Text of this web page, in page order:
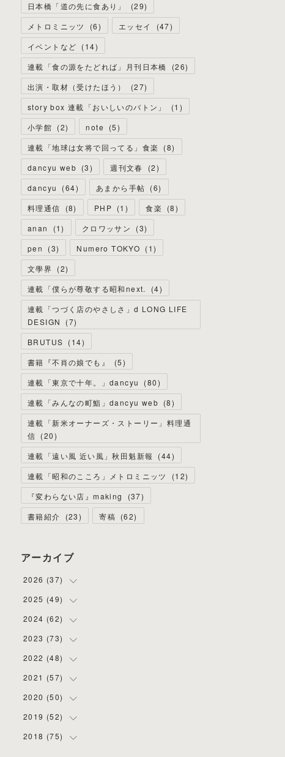
日本橋「道の先に食あり」
(29)
メトロミニッツ
(6) エッセイ (47)
イベントなど (14)
連載「食の源をたどれば」月刊日本橋
(26)
出演・取材（受けたほう）
(27)
story box 連載「おいしいのバトン」
(1 )
小学館 (2) note (5)
連載「地球は女将で回ってる」食楽
(8)
dancyu web (3) 週刊文春 (2)
dancyu
(64) あまから手帖 (6)
料理通信
(8) PHP (1 ) 食楽 (8)
anan
(1) クロワッサン (3)
pen
(3) Numero TOKYO (1)
文學界 (2)
連載「僕らが尊敬する昭和next.
(4)
連載「つづく店のやさしさ」d LONG LIFE
DESIGN
(7)
BRUTUS (14)
書籍『不肖の娘でも』
(5)
連載「東京で十年。」dancyu
(80)
連載「みんなの町鮨」dancyu web (8)
連載「新米オーナーズ・ストーリー」料理通
信 (20)
連載「遠い風 近い風」秋田魁新報
(44)
連載「昭和のこころ」メトロミニッツ
(12)
『変わらない店』making
(37)
書籍紹介
(23) 寄稿 (62)
アーカイブ
2026 (37)
(4)
(8)
(2)
( 11
(5)
(6)
( 1)
2025 (49)
(3)
(4)
( 3)
(4)
(4)
(2)
(6)
2024 (62)
(4)
(5)
(5)
(3)
(7)
(6)
2023 (73)
(8)
(6)
(7)
(5)
(7)
2022 (48)
(4)
(4)
(5)
(4)
2021 (57)
(6)
(8)
(2)
2020 (50)
(2)
(4)
2019 (52)
(10
2018 (75)